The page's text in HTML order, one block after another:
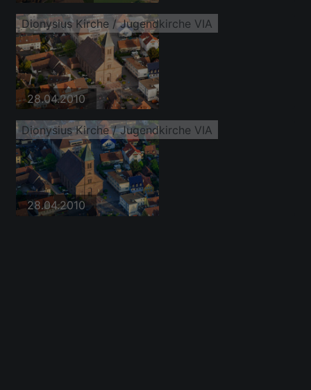
Dionysius Kirche / Jugendkirche VIA
28.04.2010
Dionysius Kirche / Jugendkirche VIA
28.04.2010